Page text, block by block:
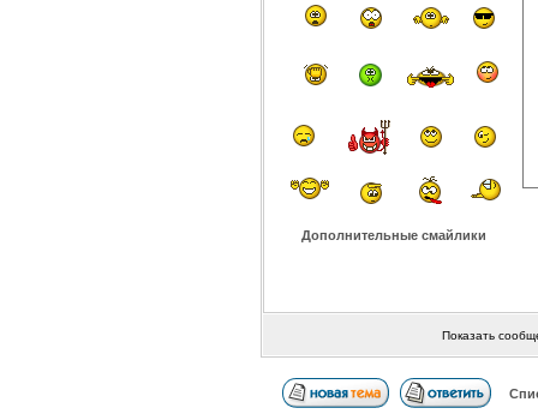
Дополнительные смайлики
Показать